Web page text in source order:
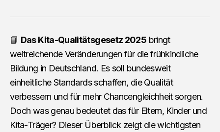
📘 Das Kita-Qualitätsgesetz 2025 bringt
weitreichende Veränderungen für die frühkindliche
Bildung in Deutschland. Es soll bundesweit
einheitliche Standards schaffen, die Qualität
verbessern und für mehr Chancengleichheit sorgen.
Doch was genau bedeutet das für Eltern, Kinder und
Kita-Träger? Dieser Überblick zeigt die wichtigsten